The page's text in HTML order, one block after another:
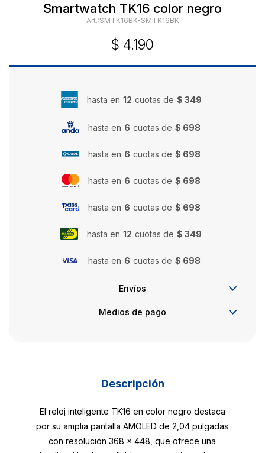
Smartwatch TK16 color negro
SMTK16BK-SMTK16BK
$ 4.190
hasta en 12 cuotas de $ 349
hasta en 6 cuotas de $ 698
hasta en 6 cuotas de $ 698
hasta en 6 cuotas de $ 698
hasta en 6 cuotas de $ 698
hasta en 12 cuotas de $ 349
hasta en 6 cuotas de $ 698
Envíos
Medios de pago
Descripción
El reloj inteligente TK16 en color negro destaca
por su amplia pantalla AMOLED de 2,04 pulgadas
con resolución 368 × 448, que ofrece una